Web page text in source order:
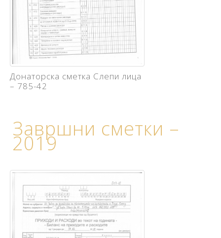
Донаторска сметка Слепи лица
– 785-42
Завршни сметки –
2019